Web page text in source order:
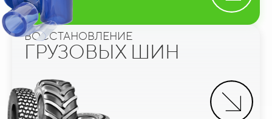
ВОССТАНОВЛЕНИЕ
ГРУЗОВЫХ ШИН